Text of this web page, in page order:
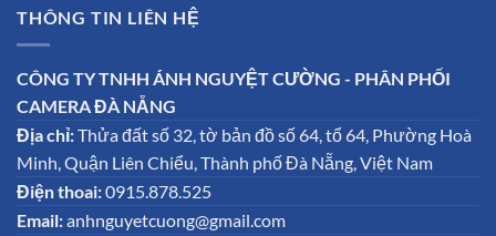
THÔNG TIN LIÊN HỆ
CÔNG TY TNHH ÁNH NGUYỆT CƯỜNG - PHÂN PHỐI
CAMERA ĐÀ NẴNG
Địa chỉ:Thửa đất số 32, tờ bản đồ số 64, tổ 64, Phường Hoà
Minh, Quận Liên Chiểu, Thành phố Đà Nẵng, Việt Nam
Điện thoai:0915.878.525
Email:anhnguyetcuong@gmail.com